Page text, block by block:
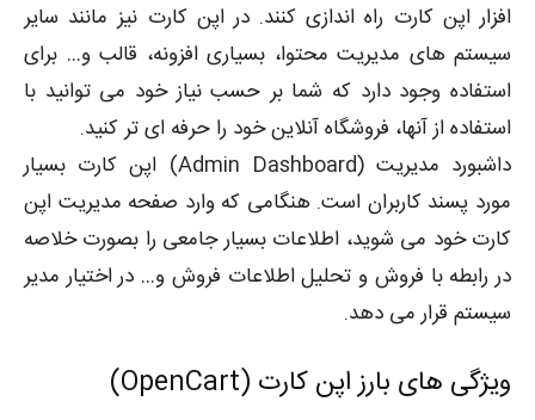
افزار اپن کارت راه اندازی کنند. در اپن کارت نیز مانند سایر
سیستم های مدیریت محتوا، بسیاری افزونه، قالب و… برای
استفاده وجود دارد که شما بر حسب نیاز خود می توانید با
استفاده از آنها، فروشگاه آنلاین خود را حرفه ای تر کنید.
داشبورد مدیریت (Admin Dashboard) اپن کارت بسیار
مورد پسند کاربران است. هنگامی که وارد صفحه مدیریت اپن
کارت خود می شوید، اطلاعات بسیار جامعی را بصورت خلاصه
در رابطه با فروش و تحلیل اطلاعات فروش و… در اختیار مدیر
سیستم قرار می دهد.
ویژگی های بارز اپن کارت (OpenCart
)